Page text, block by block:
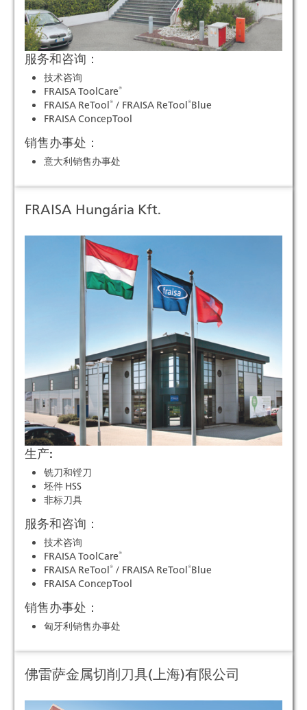
服务和咨询：
技术咨询
FRAISA ToolCare®
FRAISA ReTool® / FRAISA ReTool®Blue
FRAISA ConcepTool
销售办事处：
意大利销售办事处
FRAISA Hungária Kft.
生产:
铣刀和镗刀
坯件 HSS
非标刀具
服务和咨询：
技术咨询
FRAISA ToolCare®
FRAISA ReTool® / FRAISA ReTool®Blue
FRAISA ConcepTool
销售办事处：
匈牙利销售办事处
佛雷萨金属切削刀具(上海)有限公司